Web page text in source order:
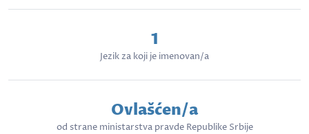
1
Jezik za koji je imenovan/a
Ovlašćen/a
od strane ministarstva pravde Republike Srbije